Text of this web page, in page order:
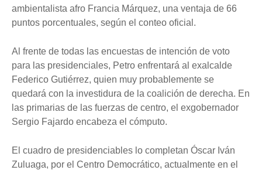
ambientalista afro Francia Márquez, una ventaja de 66
puntos porcentuales, según el conteo oficial.
Al frente de todas las encuestas de intención de voto
para las presidenciales, Petro enfrentará al exalcalde
Federico Gutiérrez, quien muy probablemente se
quedará con la investidura de la coalición de derecha. En
las primarias de las fuerzas de centro, el exgobernador
Sergio Fajardo encabeza el cómputo.
El cuadro de presidenciables lo completan Óscar Iván
Zuluaga, por el Centro Democrático, actualmente en el